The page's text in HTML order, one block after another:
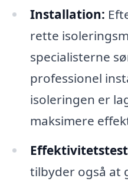
Installation:
rette
specialisterne
professionel
isoleringen er
maksimere
tilbyder også at